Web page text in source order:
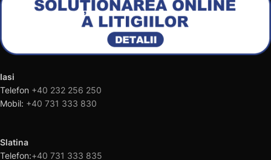
Iasi
Telefon +40 232 256 250
Mobil: +40 731 333 830
Slatina
Telefon:+40 731 333 835